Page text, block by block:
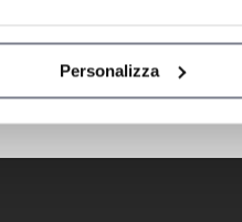
Personalizza